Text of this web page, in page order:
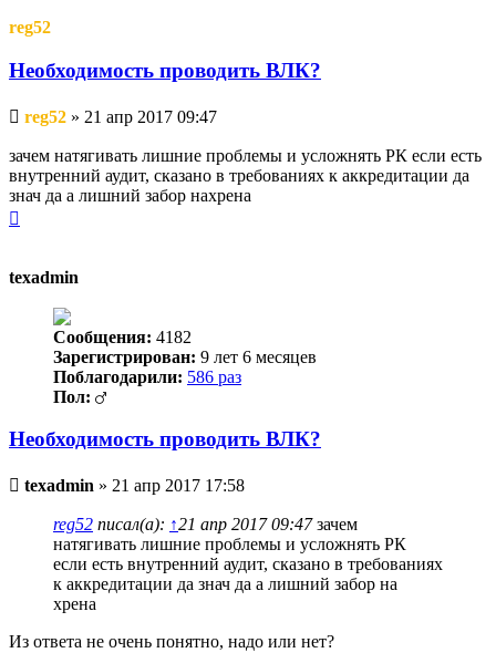
reg52
Необходимость проводить ВЛК?
Непрочитанное
сообщение
reg52 » 21 апр 2017 09:47
зачем натягивать лишние проблемы и усложнять РК если есть
внутренний аудит, сказано в требованиях к аккредитации да
знач да а лишний забор нахрена
texadmin
Сообщения: 4182
Зарегистрирован: 9 лет 6 месяцев
Поблагодарили: 586 раз
Пол:
Необходимость проводить ВЛК?
Непрочитанное
texadmin » 21 апр 2017 17:58
reg52 писал(а): ↑21 апр 2017 09:47зачем
натягивать лишние проблемы и усложнять РК
если есть внутренний аудит, сказано в требованиях
к аккредитации да знач да а лишний забор на
хрена
Из ответа не очень понятно, надо или нет?